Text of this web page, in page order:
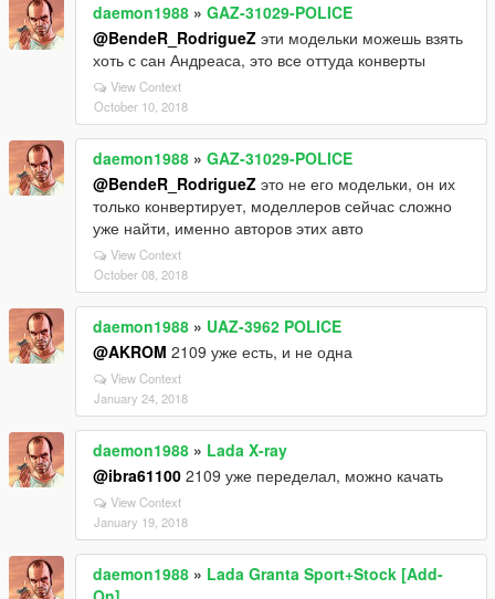
daemon1988 » GAZ-31029-POLICE
@BendeR_RodrigueZ эти модельки можешь взять
хоть с сан Андреаса, это все оттуда конверты
View Context
October 10, 2018
daemon1988 » GAZ-31029-POLICE
@BendeR_RodrigueZ это не его модельки, он их
только конвертирует, моделлеров сейчас сложно
уже найти, именно авторов этих авто
View Context
October 08, 2018
daemon1988 » UAZ-3962 POLICE
@AKROM 2109 уже есть, и не одна
View Context
January 24, 2018
daemon1988 » Lada X-ray
@ibra61100 2109 уже переделал, можно качать
View Context
January 19, 2018
daemon1988 » Lada Granta Sport+Stock [Add-